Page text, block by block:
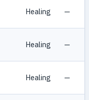
Healing —
Healing —
Healing —